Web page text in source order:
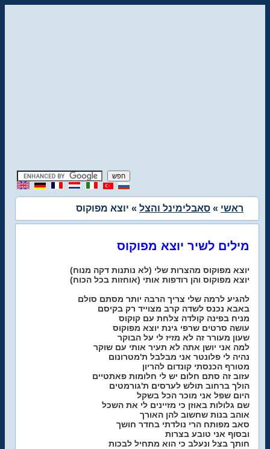
ראשי » סאבלימינל והצל » יוצא מפוקוס
מילים לשיר יוצא מפוקוס
יוצא מפוקוס מהצרות שלי (לא נותנות דקה מנוח)
יוצא מפוקוס והן רודפות אותי (אוחזות בכל הכוח)
להגיע לרמה שלי צריך הרבה יותר מסתם סולם
באבא נכנס לשדה קרב מצוייד רק בקיסם
מניח בפינה קולדה צלחת עם קוקוס
עושה סרטים שרפי גינת יוצא מפוקוס
שעון מעורר זה לא מזיז לי על הבוקר
למה אני יושן אתה לא תעיר אותי עם שוקר
נהיה לי פלונטר אני מבלבל ת'מטרונום
מטורף הכנסתי קונדום להריון
עזוב זה סתם חלום יש לי חלומות פאתטיים
הולך ברחוב תולש לערסים ת'גורמטים
היום שפל אני מוכר הכל בשקל
שם גלולות באוזן כי מזיינים לי את השכל
אוהב בנות שחשוב להן האורך
סאב מפותח הרי נולדתי בחדר חושך
ובסוף אני טובע בצרות
חותך בצל ונעלב כי הוא מתחיל לבכות